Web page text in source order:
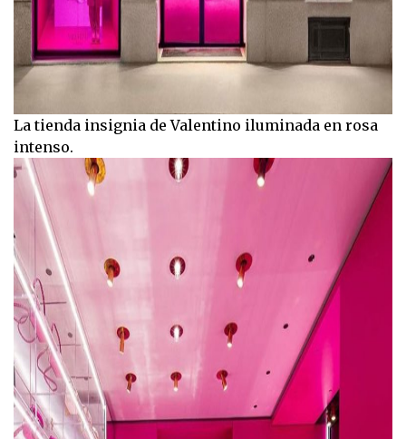
La tienda insignia de Valentino iluminada en rosa
intenso.